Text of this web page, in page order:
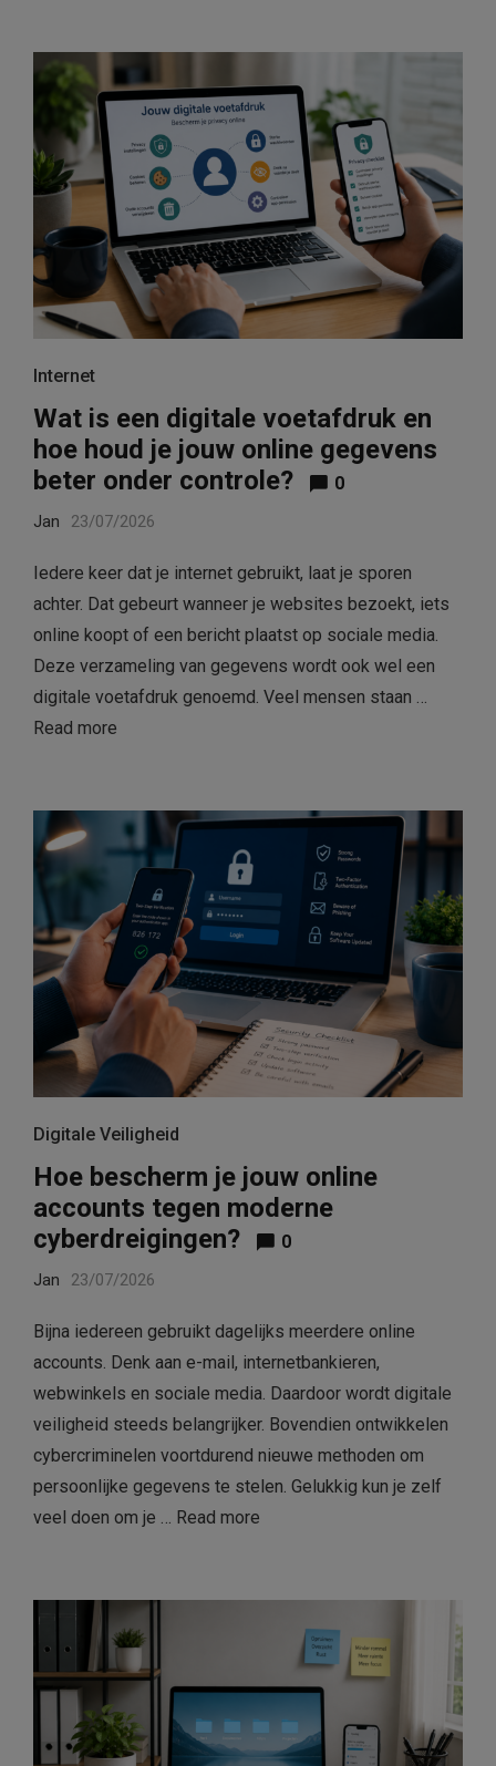
Internet
Wat is een digitale voetafdruk en
hoe houd je jouw online gegevens
beter onder controle?
0
Jan 23/07/2026
Iedere keer dat je internet gebruikt, laat je sporen
achter. Dat gebeurt wanneer je websites bezoekt, iets
online koopt of een bericht plaatst op sociale media.
Deze verzameling van gegevens wordt ook wel een
digitale voetafdruk genoemd. Veel mensen staan …
Read more
Digitale Veiligheid
Hoe bescherm je jouw online
accounts tegen moderne
cyberdreigingen?
0
Jan 23/07/2026
Bijna iedereen gebruikt dagelijks meerdere online
accounts. Denk aan e-mail, internetbankieren,
webwinkels en sociale media. Daardoor wordt digitale
veiligheid steeds belangrijker. Bovendien ontwikkelen
cybercriminelen voortdurend nieuwe methoden om
persoonlijke gegevens te stelen. Gelukkig kun je zelf
veel doen om je … Read more